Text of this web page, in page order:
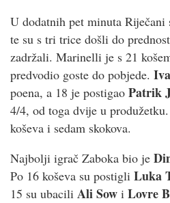
U dodatnih pet minuta
te su s tri trice došli do
zadržali. Marinelli je s 21
predvodio goste do pobjede.
poena, a 18 je postigao Patrik
4/4, od toga dvije u produžetku.
koševa i sedam skokova.
Najbolji igrač Zaboka bio je
Po 16 koševa su postigli Luka
15 su ubacili Ali Sow i Lovre